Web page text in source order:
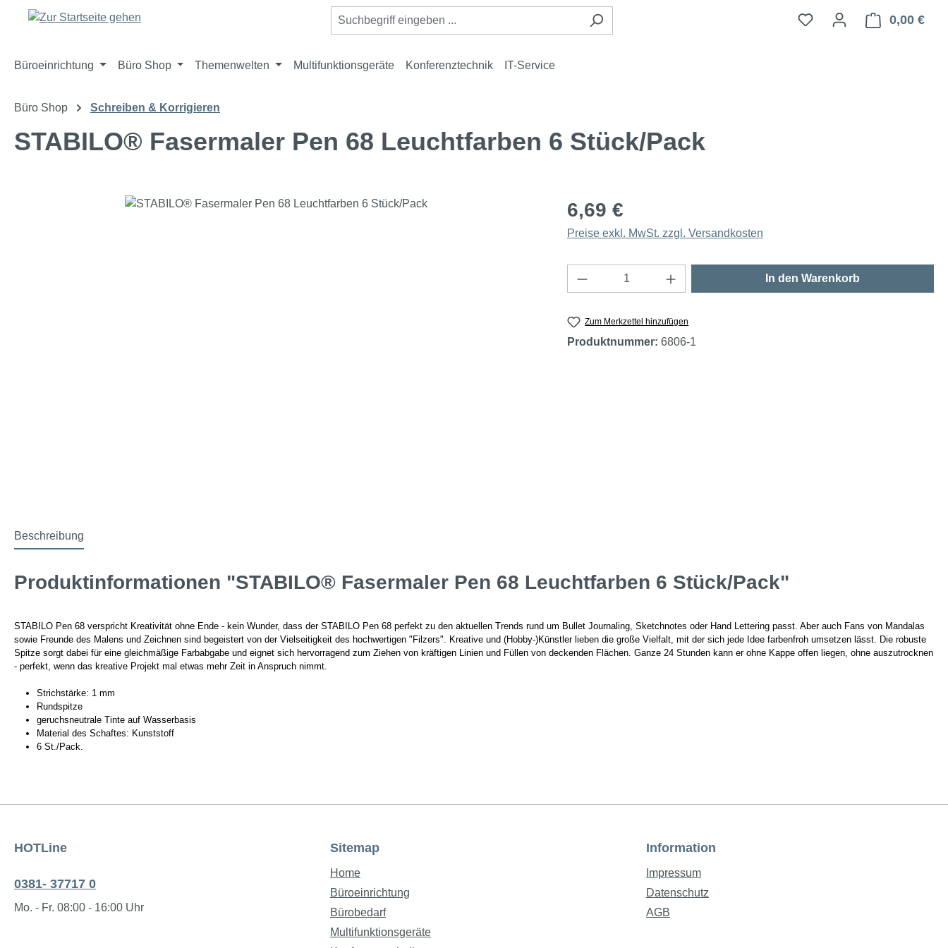
Hauptinhalt springen
Zur Suche springen
Zur Hauptnavigation springen 0,00 €
Büroeinrichtung Büro Shop Themenwelten Multifunktionsgeräte Konferenztechnik IT-Service
Büro Shop Schreiben & Korrigieren
STABILO® Fasermaler Pen 68 Leuchtfarben 6 Stück/Pack
Bildergalerie überspringen 6,69 €
Preise exkl. MwSt. zzgl. Versandkosten
Produkt Anzahl: Gib den gewünschten Wert ein
In den Warenkorb
Zum Merkzettel hinzufügen
Produktnummer: 6806-1
Beschreibung
Produktinformationen "STABILO® Fasermaler Pen 68 Leuchtfarben 6 Stück/Pack"
STABILO Pen 68 verspricht Kreativität ohne Ende - kein Wunder, dass der STABILO Pen 68 perfekt zu den aktuellen Trends rund um Bullet Journaling, Sketchnotes oder Hand Lettering passt. Aber auch Fans von Mandalas
sowie Freunde des Malens und Zeichnen sind begeistert von der Vielseitigkeit des hochwertigen "Filzers". Kreative und (Hobby-)Künstler lieben die große Vielfalt, mit der sich jede Idee farbenfroh umsetzen lässt. Die robuste
Spitze sorgt dabei für eine gleichmäßige Farbabgabe und eignet sich hervorragend zum Ziehen von kräftigen Linien und Füllen von deckenden Flächen. Ganze 24 Stunden kann er ohne Kappe offen liegen, ohne auszutrocknen
- perfekt, wenn das kreative Projekt mal etwas mehr Zeit in Anspruch nimmt.
Strichstärke: 1 mm
Rundspitze
geruchsneutrale Tinte auf Wasserbasis
Material des Schaftes: Kunststoff
6 St./Pack.
HOTLine
0381- 37717 0
Mo. - Fr. 08:00 - 16:00 Uhr
Sitemap
Home
Büroeinrichtung
Bürobedarf
Multifunktionsgeräte
Information
Impressum
Datenschutz
AGB